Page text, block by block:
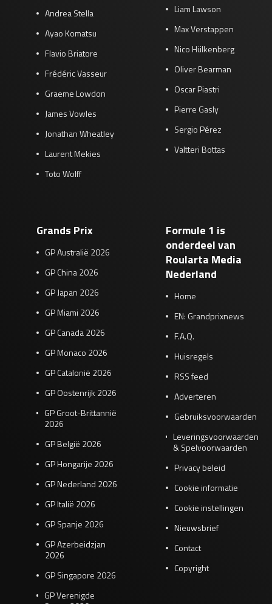
Andrea Stella
Ayao Komatsu
Flavio Briatore
Frédéric Vasseur
Graeme Lowdon
James Vowles
Jonathan Wheatley
Laurent Mekies
Toto Wolff
Liam Lawson
Max Verstappen
Nico Hülkenberg
Oliver Bearman
Oscar Piastri
Pierre Gasly
Sergio Pérez
Valtteri Bottas
Grands Prix
GP Australië 2026
GP China 2026
GP Japan 2026
GP Miami 2026
GP Canada 2026
GP Monaco 2026
GP Catalonië 2026
GP Oostenrijk 2026
GP Groot-Brittannië
2026
GP België 2026
GP Hongarije 2026
GP Nederland 2026
GP Italië 2026
GP Spanje 2026
GP Azerbeidzjan
2026
GP Singapore 2026
GP Verenigde
Formule 1 is
onderdeel van
Roularta Media
Nederland
Home
EN: Grandprixnews
F.A.Q.
Huisregels
RSS feed
Adverteren
Gebruiksvoorwaarden
Leveringsvoorwaarden
& Spelvoorwaarden
Privacy beleid
Cookie informatie
Cookie instellingen
Nieuwsbrief
Contact
Copyright